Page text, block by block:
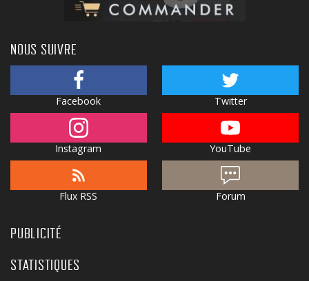
NOUS SUIVRE
Facebook Twitter
Instagram YouTube
Flux RSS Forum
PUBLICITÉ
STATISTIQUES